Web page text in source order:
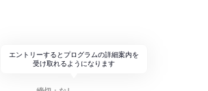
エントリーするとプログラムの詳細案内を
受け取れるようになります